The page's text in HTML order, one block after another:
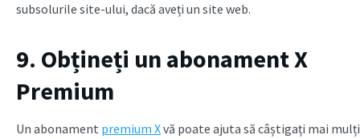
subsolurile site-ului, dacă aveți un site web.
9. Obțineți un abonament X
Premium
Un abonament premium Xvă poate ajuta să câștigați mai mulți